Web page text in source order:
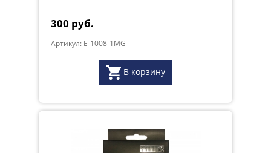
300 руб.
Артикул: E-1008-1MG
В корзину